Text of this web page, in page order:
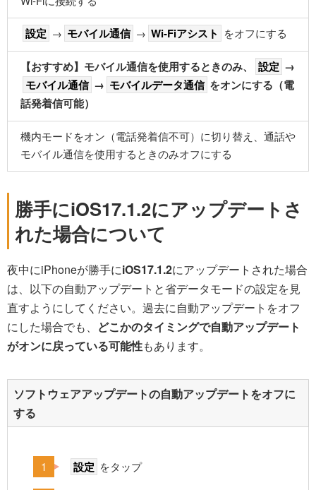
設定 → モバイル通信 → Wi-Fiアシスト をオフにする
【おすすめ】モバイル通信を使用するときのみ、 設定 →
モバイル通信 → モバイルデータ通信 をオンにする（電
話発着信可能）
機内モードをオン（電話発着信不可）に切り替え、通話や
モバイル通信を使用するときのみオフにする
勝手にiOS17.1.2にアップデートさ
れた場合について
夜中にiPhoneが勝手にiOS17.1.2にアップデートされた場合
は、以下の自動アップデートと省データモードの設定を見
直すようにしてください。過去に自動アップデートをオフ
にした場合でも、 どこかのタイミングで自動アップデート
がオンに戻っている可能性もあります。
ソフトウェアアップデートの自動アップデートをオフに
する
設定 をタップ